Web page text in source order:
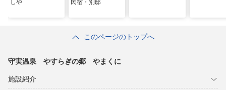
しや
民宿・別邸
このページのトップへ
守実温泉 やすらぎの郷 やまくに
施設紹介